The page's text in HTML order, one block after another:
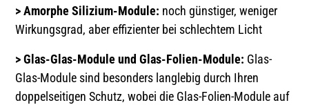
> Amorphe Silizium-Module: noch günstiger, weniger
Wirkungsgrad, aber effizienter bei schlechtem Licht
> Glas-Glas-Module und Glas-Folien-Module: Glas-
Glas-Module sind besonders langlebig durch Ihren
doppelseitigen Schutz, wobei die Glas-Folien-Module auf